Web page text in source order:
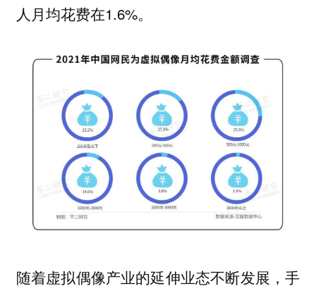
人月均花费在1.6%。
随着虚拟偶像产业的延伸业态不断发展，手